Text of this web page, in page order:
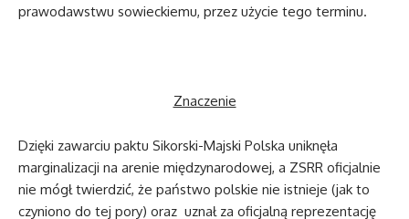
prawodawstwu sowieckiemu, przez użycie tego terminu.
Znaczenie
Dzięki zawarciu paktu Sikorski-Majski Polska uniknęła
marginalizacji na arenie międzynarodowej, a ZSRR oficjalnie
nie mógł twierdzić, że państwo polskie nie istnieje (jak to
czyniono do tej pory) oraz uznał za oficjalną reprezentację